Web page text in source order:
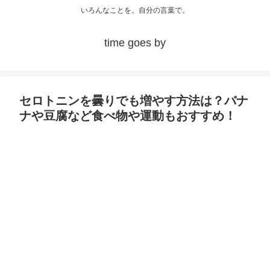
いろんなことを。自分の言葉で。
time goes by
セロトニンを曇りでも増やす方法は？バナ
ナや豆腐など食べ物や運動もおすすめ！